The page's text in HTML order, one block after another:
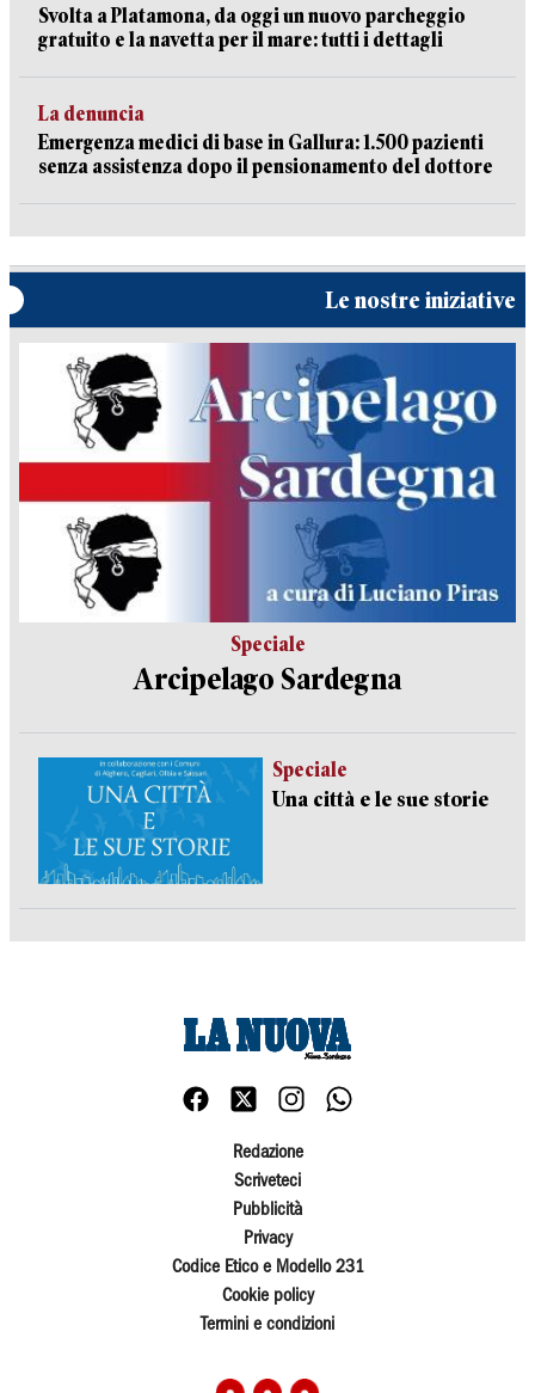
Svolta a Platamona, da oggi un nuovo parcheggio
gratuito e la navetta per il mare: tutti i dettagli
La denuncia
Emergenza medici di base in Gallura: 1.500 pazienti
senza assistenza dopo il pensionamento del dottore
Le nostre iniziative
Speciale
Arcipelago Sardegna
Speciale
Una città e le sue storie
Redazione
Scriveteci
Pubblicità
Privacy
Codice Etico e Modello 231
Cookie policy
Termini e condizioni